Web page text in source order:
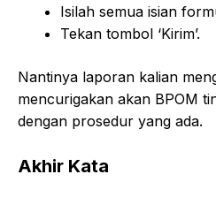
Isilah semua isian
Tekan tombol ‘Kirim’.
Nantinya laporan kalian
mencurigakan akan BPOM
dengan prosedur yang ada.
Akhir Kata